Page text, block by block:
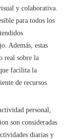
y colaborativa.
para todos los
Además, estas
real sobre la
facilita la
de recursos.
personal,
son consideradas
diarias y